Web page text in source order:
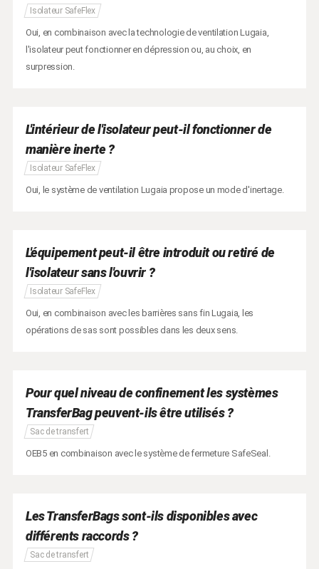
Isolateur SafeFlex
Oui, en combinaison avec la technologie de ventilation Lugaia,
l'isolateur peut fonctionner en dépression ou, au choix, en
surpression.
L'intérieur de l'isolateur peut-il fonctionner de
manière inerte ?
Isolateur SafeFlex
Oui, le système de ventilation Lugaia propose un mode d'inertage.
L'équipement peut-il être introduit ou retiré de
l'isolateur sans l'ouvrir ?
Isolateur SafeFlex
Oui, en combinaison avec les barrières sans fin Lugaia, les
opérations de sas sont possibles dans les deux sens.
Pour quel niveau de confinement les systèmes
TransferBag peuvent-ils être utilisés ?
Sac de transfert
OEB5 en combinaison avec le système de fermeture SafeSeal.
Les TransferBags sont-ils disponibles avec
différents raccords ?
Sac de transfert